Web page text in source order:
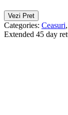
Vezi Pret
Categories: Ceasuri,
Extended 45 day